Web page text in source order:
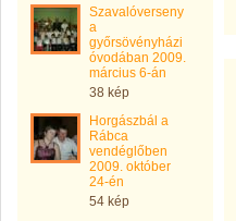
Szavalóverseny
a
győrsövényházi
óvodában 2009.
március 6-án
38 kép
Horgászbál a
Rábca
vendéglőben
2009. október
24-én
54 kép